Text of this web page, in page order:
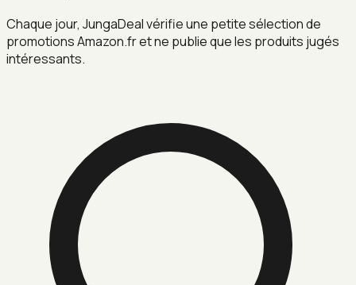
Chaque jour, JungaDeal vérifie une petite sélection de
promotions Amazon.fr et ne publie que les produits jugés
intéressants.